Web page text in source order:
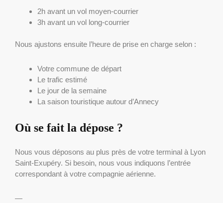
2h avant un vol moyen-courrier
3h avant un vol long-courrier
Nous ajustons ensuite l’heure de prise en charge selon :
Votre commune de départ
Le trafic estimé
Le jour de la semaine
La saison touristique autour d’Annecy
Où se fait la dépose ?
Nous vous déposons au plus près de votre terminal à Lyon
Saint-Exupéry. Si besoin, nous vous indiquons l’entrée
correspondant à votre compagnie aérienne.
—